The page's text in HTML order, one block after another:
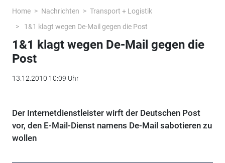
Home Nachrichten
Transport + Logistik
1&1 klagt wegen De-Mail gegen die Post
1&1 klagt wegen De-Mail gegen die
Post
13.12.2010 10:09 Uhr
Der Internetdienstleister wirft der Deutschen Post
vor, den E-Mail-Dienst namens De-Mail sabotieren zu
wollen